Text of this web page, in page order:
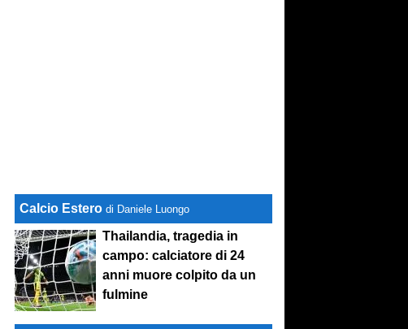
Calcio Estero di Daniele Luongo
Thailandia, tragedia in
campo: calciatore di 24
anni muore colpito da un
fulmine